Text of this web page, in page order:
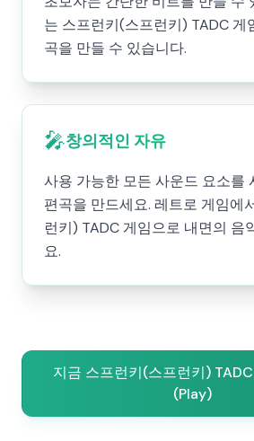
는 스프런키(스프런키) TADC 게
곡을 만들 수 있습니다.
🎤창의적인 자유
사용 가능한 모든 사운드 요소를
편곡을 만드세요. 레트로 게임에
런키) TADC 게임으로 내면의 음
요.
지금 스프런키(스프런키)
(Play)